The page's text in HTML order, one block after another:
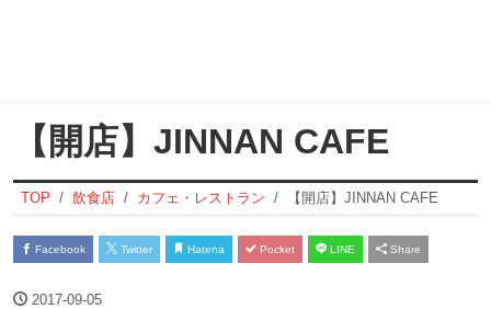
【開店】JINNAN CAFE
TOP 飲食店 カフェ・レストラン 【開店】JINNAN CAFE
Facebook Twitter Hatena Pocket LINE Share
2017-09-05